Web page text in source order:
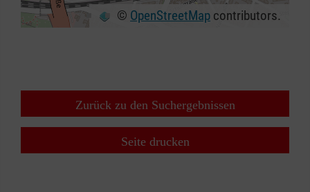
© OpenStreetMap contributors.
Zurück zu den Suchergebnissen
Seite drucken